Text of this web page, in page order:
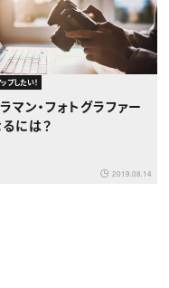
プしたい！
マン・フォトグラファー
には？
2019.08.14